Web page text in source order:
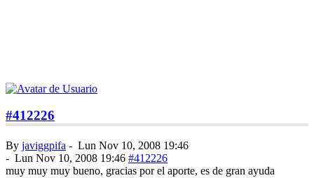
#412226
By javiggpifa - Lun Nov 10, 2008 19:46
- Lun Nov 10, 2008 19:46 #412226
muy muy muy bueno, gracias por el aporte, es de gran ayuda